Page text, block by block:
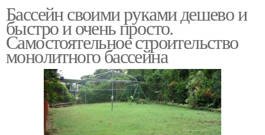
Деревянные бассейны Деревянный бассейн
Бассейн своими руками дешево и
быстро и очень просто.
Самостоятельное строительство
монолитного бассейна